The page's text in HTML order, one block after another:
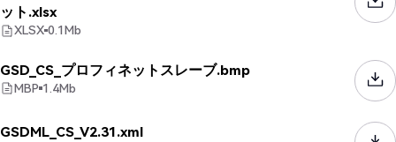
ット.xlsx
XLSX 0.1Mb
GSD_CS_プロフィネットスレーブ.bmp
MBP 1.4Mb
GSDML_CS_V2.31.xml